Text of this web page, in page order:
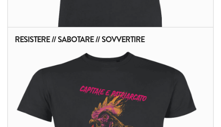
ALTRI PRODOTTI:
RESISTERE // SABOTARE // SOVVERTIRE